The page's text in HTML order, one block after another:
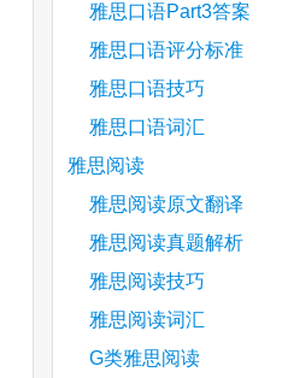
雅思口语Part3答案
雅思口语评分标准
雅思口语技巧
雅思口语词汇
雅思阅读
雅思阅读原文翻译
雅思阅读真题解析
雅思阅读技巧
雅思阅读词汇
G类雅思阅读